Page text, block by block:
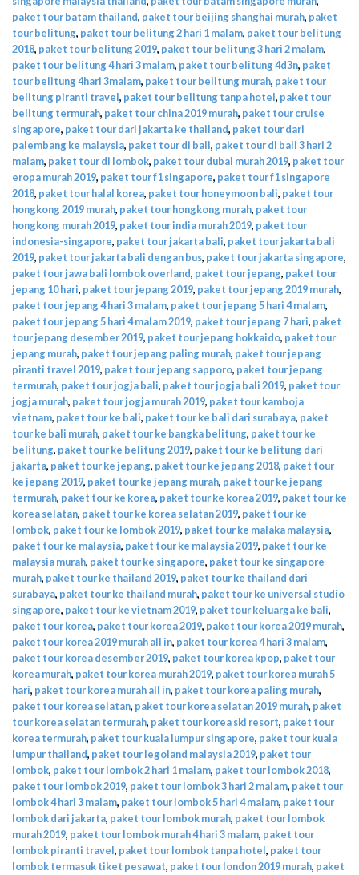
paket tour batam thailand, paket tour beijing shanghai murah, paket
tour belitung, paket tour belitung 2 hari 1 malam, paket tour belitung
2018, paket tour belitung 2019, paket tour belitung 3 hari 2 malam,
paket tour belitung 4 hari 3 malam, paket tour belitung 4d3n, paket
tour belitung 4hari 3malam, paket tour belitung murah, paket tour
belitung piranti travel, paket tour belitung tanpa hotel, paket tour
belitung termurah, paket tour china 2019 murah, paket tour cruise
singapore, paket tour dari jakarta ke thailand, paket tour dari
palembang ke malaysia, paket tour di bali, paket tour di bali 3 hari 2
malam, paket tour di lombok, paket tour dubai murah 2019, paket tour
eropa murah 2019, paket tour f1 singapore, paket tour f1 singapore
2018, paket tour halal korea, paket tour honeymoon bali, paket tour
hongkong 2019 murah, paket tour hongkong murah, paket tour
hongkong murah 2019, paket tour india murah 2019, paket tour
indonesia-singapore, paket tour jakarta bali, paket tour jakarta bali
2019, paket tour jakarta bali dengan bus, paket tour jakarta singapore,
paket tour jawa bali lombok overland, paket tour jepang, paket tour
jepang 10 hari, paket tour jepang 2019, paket tour jepang 2019 murah,
paket tour jepang 4 hari 3 malam, paket tour jepang 5 hari 4 malam,
paket tour jepang 5 hari 4 malam 2019, paket tour jepang 7 hari, paket
tour jepang desember 2019, paket tour jepang hokkaido, paket tour
jepang murah, paket tour jepang paling murah, paket tour jepang
piranti travel 2019, paket tour jepang sapporo, paket tour jepang
termurah, paket tour jogja bali, paket tour jogja bali 2019, paket tour
jogja murah, paket tour jogja murah 2019, paket tour kamboja
vietnam, paket tour ke bali, paket tour ke bali dari surabaya, paket
tour ke bali murah, paket tour ke bangka belitung, paket tour ke
belitung, paket tour ke belitung 2019, paket tour ke belitung dari
jakarta, paket tour ke jepang, paket tour ke jepang 2018, paket tour
ke jepang 2019, paket tour ke jepang murah, paket tour ke jepang
termurah, paket tour ke korea, paket tour ke korea 2019, paket tour ke
korea selatan, paket tour ke korea selatan 2019, paket tour ke
lombok, paket tour ke lombok 2019, paket tour ke malaka malaysia,
paket tour ke malaysia, paket tour ke malaysia 2019, paket tour ke
malaysia murah, paket tour ke singapore, paket tour ke singapore
murah, paket tour ke thailand 2019, paket tour ke thailand dari
surabaya, paket tour ke thailand murah, paket tour ke universal studio
singapore, paket tour ke vietnam 2019, paket tour keluarga ke bali,
paket tour korea, paket tour korea 2019, paket tour korea 2019 murah,
paket tour korea 2019 murah all in, paket tour korea 4 hari 3 malam,
paket tour korea desember 2019, paket tour korea kpop, paket tour
korea murah, paket tour korea murah 2019, paket tour korea murah 5
hari, paket tour korea murah all in, paket tour korea paling murah,
paket tour korea selatan, paket tour korea selatan 2019 murah, paket
tour korea selatan termurah, paket tour korea ski resort, paket tour
korea termurah, paket tour kuala lumpur singapore, paket tour kuala
lumpur thailand, paket tour legoland malaysia 2019, paket tour
lombok, paket tour lombok 2 hari 1 malam, paket tour lombok 2018,
paket tour lombok 2019, paket tour lombok 3 hari 2 malam, paket tour
lombok 4 hari 3 malam, paket tour lombok 5 hari 4 malam, paket tour
lombok dari jakarta, paket tour lombok murah, paket tour lombok
murah 2019, paket tour lombok murah 4 hari 3 malam, paket tour
lombok piranti travel, paket tour lombok tanpa hotel, paket tour
lombok termasuk tiket pesawat, paket tour london 2019 murah, paket